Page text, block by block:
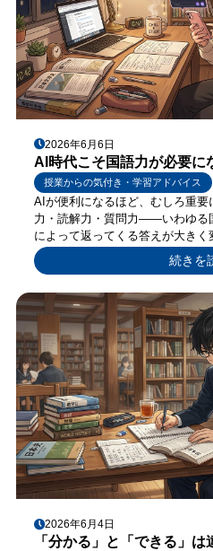
2026年6月6日
AI時代こそ国語力が必要に
AIが便利になるほど、むしろ重
力・読解力・質問力——いわゆる
によって返ってくる答えが大きく
授業からの気付き・学習アドバイス
続きを
2026年6月4日
「分かる」と「できる」は